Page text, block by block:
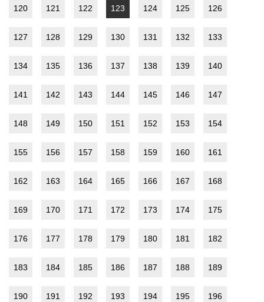
120 121 122 123 124 125 126
127 128 129 130 131 132 133
134 135 136 137 138 139 140
141 142 143 144 145 146 147
148 149 150 151 152 153 154
155 156 157 158 159 160 161
162 163 164 165 166 167 168
169 170 171 172 173 174 175
176 177 178 179 180 181 182
183 184 185 186 187 188 189
190 191 192 193 194 195 196